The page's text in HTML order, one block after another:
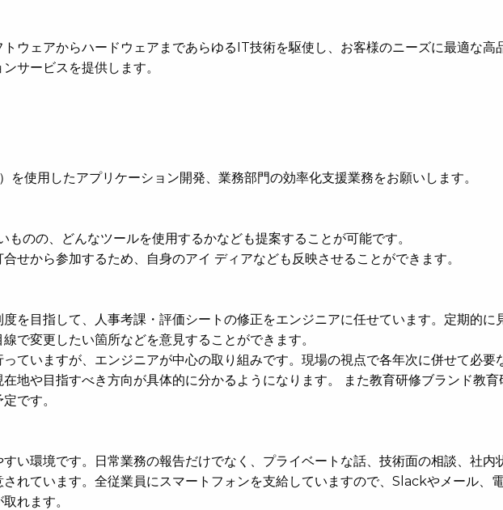
ウェアからハードウェアまであらゆるIT技術を駆使し、お客様のニーズに最適な高
サービスを提供します。
使用したアプリケーション開発、業務部門の効率化支援業務をお願いします。
のの、どんなツールを使用するかなども提案することが可能です。
せから参加するため、自身のアイ ディアなども反映させることができます。
度を目指して、人事考課・評価シートの修正をエンジニアに任せています。定期的に
で変更したい箇所などを意見することができます。
っていますが、エンジニアが中心の取り組みです。現場の視点で各年次に併せて必要
地や目指すべき方向が具体的に分かるようになります。 また教育研修ブランド教育
です。
すい環境です。日常業務の報告だけでなく、プライベートな話、技術面の相談、社内
れています。全従業員にスマートフォンを支給していますので、Slackやメール、
れます。